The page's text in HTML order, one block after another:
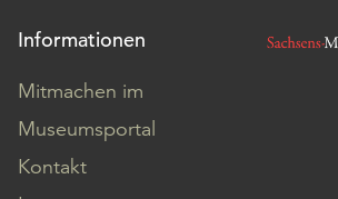
Informationen
Mitmachen im
Museumsportal
Kontakt